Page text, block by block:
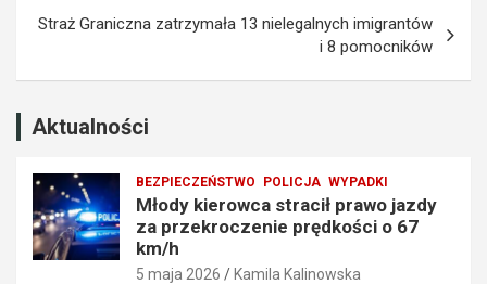
Straż Graniczna zatrzymała 13 nielegalnych imigrantów
i 8 pomocników
Aktualności
BEZPIECZEŃSTWO POLICJA WYPADKI
Młody kierowca stracił prawo jazdy
za przekroczenie prędkości o 67
km/h
5 maja 2026 Kamila Kalinowska
k
o
z
n
e
a
z
n
a